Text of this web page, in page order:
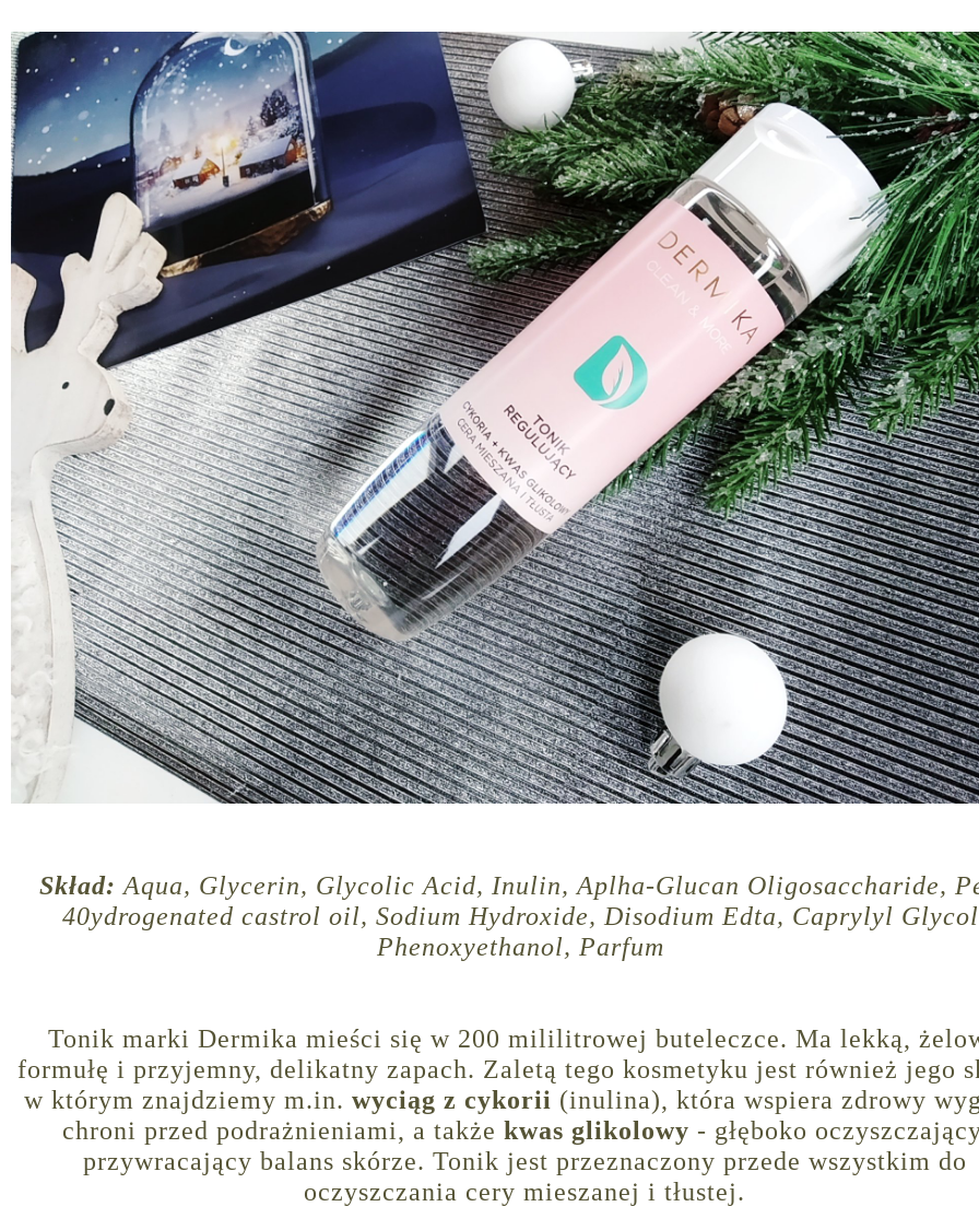
Skład: Aqua, Glycerin, Glycolic Acid, Inulin, Aplha-Glucan Oligosaccharide,
40ydrogenated castrol oil, Sodium Hydroxide, Disodium Edta, Caprylyl
Phenoxyethanol, Parfum
Tonik marki Dermika mieści się w 200 mililitrowej buteleczce. Ma lekką,
formułę i przyjemny, delikatny zapach. Zaletą tego kosmetyku jest również jego
w którym znajdziemy m.in. wyciąg z cykorii (inulina), która wspiera zdrowy
chroni przed podrażnieniami, a także kwas glikolowy - głęboko
przywracający balans skórze. Tonik jest przeznaczony przede wszystkim do
oczyszczania cery mieszanej i tłustej.